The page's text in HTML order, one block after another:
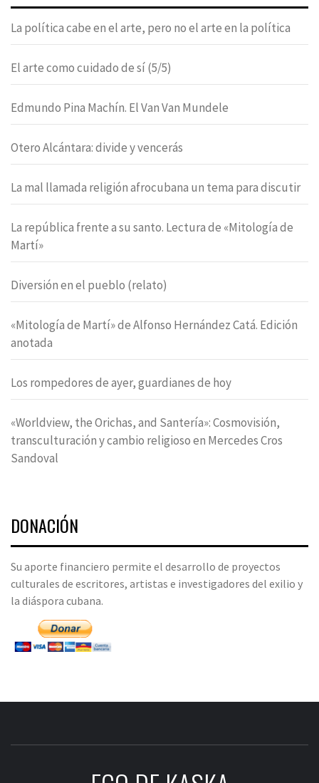
La política cabe en el arte, pero no el arte en la política
El arte como cuidado de sí (5/5)
Edmundo Pina Machín. El Van Van Mundele
Otero Alcántara: divide y vencerás
La mal llamada religión afrocubana un tema para discutir
La república frente a su santo. Lectura de «Mitología de
Martí»
Diversión en el pueblo (relato)
«Mitología de Martí» de Alfonso Hernández Catá. Edición
anotada
Los rompedores de ayer, guardianes de hoy
«Worldview, the Orichas, and Santería»: Cosmovisión,
transculturación y cambio religioso en Mercedes Cros
Sandoval
DONACIÓN
Su aporte financiero permite el desarrollo de proyectos
culturales de escritores, artistas e investigadores del exilio y
la diáspora cubana.